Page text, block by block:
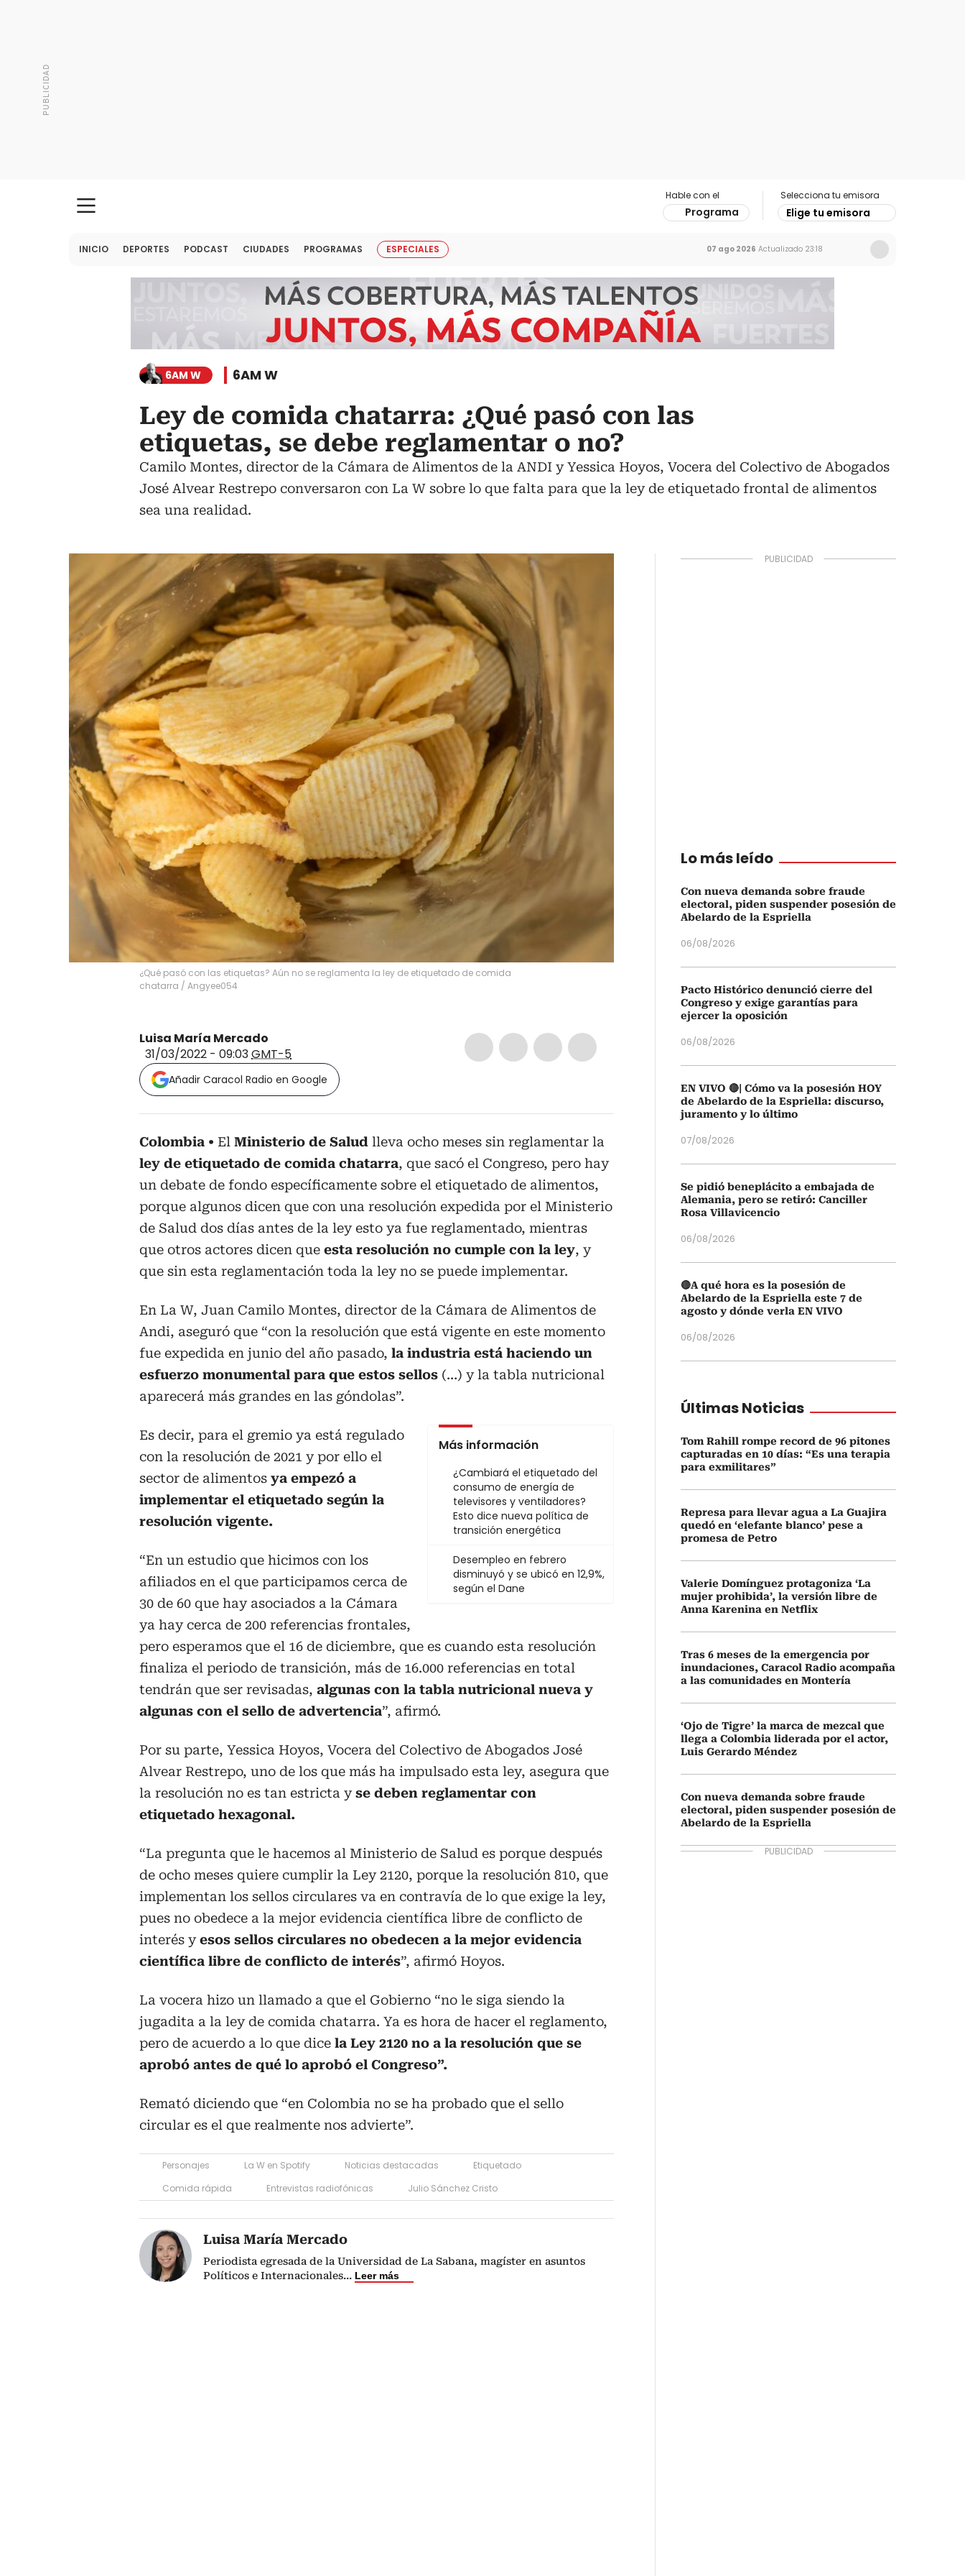
Hable con el
Programa
Selecciona tu emisora
Elige tu emisora
INICIO DEPORTES PODCAST CIUDADES PROGRAMAS ESPECIALES 07 ago 2026 Actualizado 23:18
6AM W 6AM W
Ley de comida chatarra: ¿Qué pasó con las
etiquetas, se debe reglamentar o no?
Camilo Montes, director de la Cámara de Alimentos de la ANDI y Yessica Hoyos, Vocera del Colectivo de Abogados
José Alvear Restrepo conversaron con La W sobre lo que falta para que la ley de etiquetado frontal de alimentos
sea una realidad.
¿Qué pasó con las etiquetas? Aún no se reglamenta la ley de etiquetado de comida
chatarra / Angyee054
Luisa María Mercado
31/03/2022 - 09:03GMT-5
Añadir Caracol Radio en Google
Colombia El Ministerio de Salud lleva ocho meses sin reglamentar la
ley de etiquetado de comida chatarra, que sacó el Congreso, pero hay
un debate de fondo específicamente sobre el etiquetado de alimentos,
porque algunos dicen que con una resolución expedida por el Ministerio
de Salud dos días antes de la ley esto ya fue reglamentado, mientras
que otros actores dicen que esta resolución no cumple con la ley, y
que sin esta reglamentación toda la ley no se puede implementar.
En La W, Juan Camilo Montes, director de la Cámara de Alimentos de
Andi, aseguró que “con la resolución que está vigente en este momento
fue expedida en junio del año pasado, la industria está haciendo un
esfuerzo monumental para que estos sellos (…) y la tabla nutricional
aparecerá más grandes en las góndolas”.
Más información
¿Cambiará el etiquetado del
consumo de energía de
televisores y ventiladores?
Esto dice nueva política de
transición energética
Desempleo en febrero
disminuyó y se ubicó en 12,9%,
según el Dane
Es decir, para el gremio ya está regulado
con la resolución de 2021 y por ello el
sector de alimentos ya empezó a
implementar el etiquetado según la
resolución vigente.
“En un estudio que hicimos con los
afiliados en el que participamos cerca de
30 de 60 que hay asociados a la Cámara
ya hay cerca de 200 referencias frontales,
pero esperamos que el 16 de diciembre, que es cuando esta resolución
finaliza el periodo de transición, más de 16.000 referencias en total
tendrán que ser revisadas, algunas con la tabla nutricional nueva y
algunas con el sello de advertencia”, afirmó.
Por su parte, Yessica Hoyos, Vocera del Colectivo de Abogados José
Alvear Restrepo, uno de los que más ha impulsado esta ley, asegura que
la resolución no es tan estricta yse deben reglamentar con
etiquetado hexagonal.
“La pregunta que le hacemos al Ministerio de Salud es porque después
de ocho meses quiere cumplir la Ley 2120, porque la resolución 810, que
implementan los sellos circulares va en contravía de lo que exige la ley,
pues no obedece a la mejor evidencia científica libre de conflicto de
interés yesos sellos circulares no obedecen a la mejor evidencia
científica libre de conflicto de interés”, afirmó Hoyos.
La vocera hizo un llamado a que el Gobierno “no le siga siendo la
jugadita a la ley de comida chatarra. Ya es hora de hacer el reglamento,
pero de acuerdo a lo que dice la Ley 2120 no a la resolución que se
aprobó antes de qué lo aprobó el Congreso”.
Remató diciendo que “en Colombia no se ha probado que el sello
circular es el que realmente nos advierte”.
Personajes La W en Spotify Noticias destacadas
Etiquetado
Comida rápida
Entrevistas radiofónicas Julio Sánchez Cristo
Luisa María Mercado
Periodista egresada de la Universidad de La Sabana, magíster en asuntos
Políticos e Internacionales... Leer más
Lo más leído
Con nueva demanda sobre fraude
electoral, piden suspender posesión de
Abelardo de la Espriella
06/08/2026
Pacto Histórico denunció cierre del
Congreso y exige garantías para
ejercer la oposición
06/08/2026
EN VIVO 🔴| Cómo va la posesión HOY
de Abelardo de la Espriella: discurso,
juramento y lo último
07/08/2026
Se pidió beneplácito a embajada de
Alemania, pero se retiró: Canciller
Rosa Villavicencio
06/08/2026
🔴A qué hora es la posesión de
Abelardo de la Espriella este 7 de
agosto y dónde verla EN VIVO
06/08/2026
Últimas Noticias
Tom Rahill rompe record de 96 pitones
capturadas en 10 días: “Es una terapia
para exmilitares”
Represa para llevar agua a La Guajira
quedó en ‘elefante blanco’ pese a
promesa de Petro
Valerie Domínguez protagoniza ‘La
mujer prohibida’, la versión libre de
Anna Karenina en Netflix
Tras 6 meses de la emergencia por
inundaciones, Caracol Radio acompaña
a las comunidades en Montería
‘Ojo de Tigre’ la marca de mezcal que
llega a Colombia liderada por el actor,
Luis Gerardo Méndez
Con nueva demanda sobre fraude
electoral, piden suspender posesión de
Abelardo de la Espriella